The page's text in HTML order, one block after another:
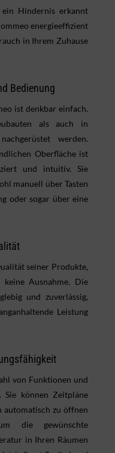
Hindernis erkannt
energieeffizient
in Ihrem Zuhause
Bedienung
ist denkbar einfach.
als auch in
werden.
Oberfläche ist
und intuitiv. Sie
manuell über Tasten
oder sogar über eine
seiner Produkte,
Ausnahme. Die
und zuverlässig,
Leistung
von Funktionen und
Sie können Zeitpläne
automatisch zu öffnen
die gewünschte
in Ihren Räumen